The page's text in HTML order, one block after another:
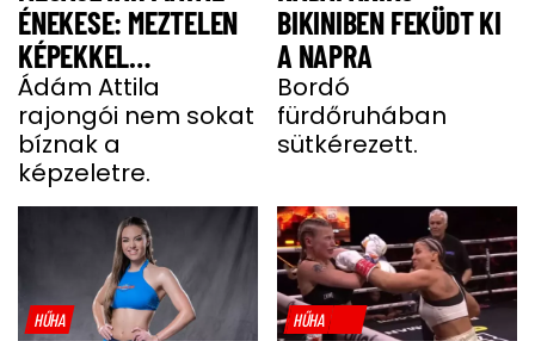
ÉNEKESE: MEZTELEN
KÉPEKKEL
HALMOZZÁK EL A
RAJONGÓI
Ádám Attila
rajongói nem sokat
bíznak a
képzeletre.
BIKINIBEN FEKÜDT KI
A NAPRA
Bordó
fürdőruhában
sütkérezett.
HŰHA HŰHA